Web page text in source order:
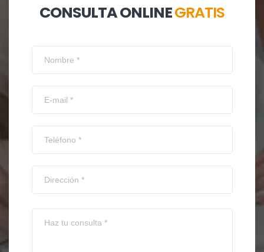
CONSULTA ONLINEGRATIS